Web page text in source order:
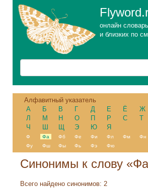
онлайн
и близких по
Алфавитный указатель
А
Б В Г Д Е Ё Ж
Л
М Н О П Р С Т
Ч
Ш Щ Э Ю Я
Ф Фа Фб Фе Фи Фл Фм Фн
Фу
Фш Фы Фь Фэ Фю
Синонимы к слову
Всего найдено синонимов: 2